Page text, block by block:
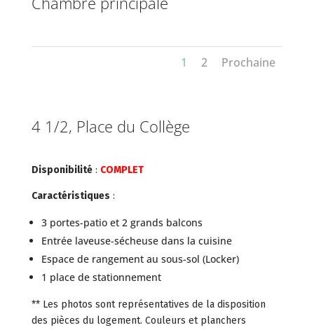
1 2 Prochaine
4 1/2, Place du Collège
Disponibilité: COMPLET
Caractéristiques :
3 portes-patio et 2 grands balcons
Entrée laveuse-sécheuse dans la cuisine
Espace de rangement au sous-sol (Locker)
1 place de stationnement
** Les photos sont représentatives de la disposition
des pièces du logement. Couleurs et planchers